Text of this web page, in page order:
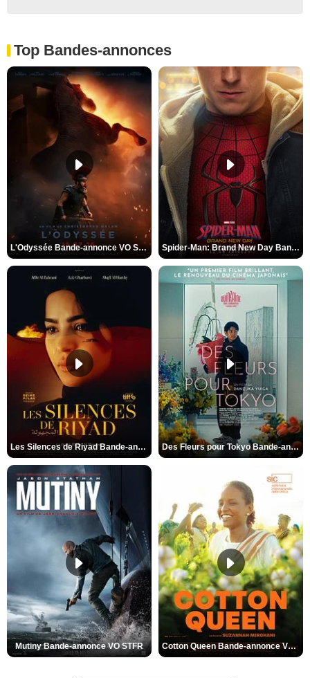
Top Bandes-annonces
L'Odyssée Bande-annonce VO STFR Spider-Man: Brand New Day Bande-annonce VO STFR
Les Silences de Riyad Bande-annonce VO STFR Des Fleurs pour Tokyo Bande-annonce VO STFR
Mutiny Bande-annonce VO STFR Cotton Queen Bande-annonce VO STFR